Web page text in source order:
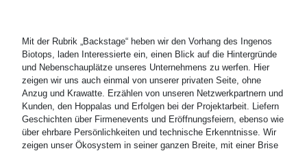
Mit der Rubrik „Backstage“ heben wir den Vorhang des Ingenos
Biotops, laden Interessierte ein, einen Blick auf die Hintergründe
und Nebenschauplätze unseres Unternehmens zu werfen. Hier
zeigen wir uns auch einmal von unserer privaten Seite, ohne
Anzug und Krawatte. Erzählen von unseren Netzwerkpartnern und
Kunden, den Hoppalas und Erfolgen bei der Projektarbeit. Liefern
Geschichten über Firmenevents und Eröffnungsfeiern, ebenso wie
über ehrbare Persönlichkeiten und technische Erkenntnisse. Wir
zeigen unser Ökosystem in seiner ganzen Breite, mit einer Brise